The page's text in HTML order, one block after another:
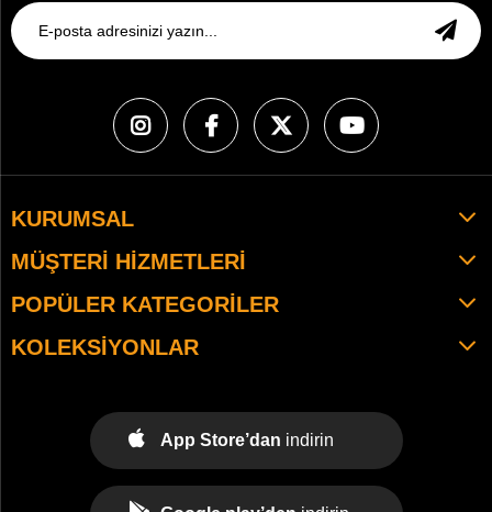
KURUMSAL
MÜŞTERI HIZMETLERI
POPÜLER KATEGORILER
KOLEKSIYONLAR
App Store’dan indirin